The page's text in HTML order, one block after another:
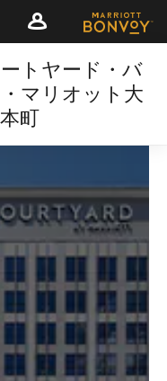
トヤード・バ
マリオット大
町